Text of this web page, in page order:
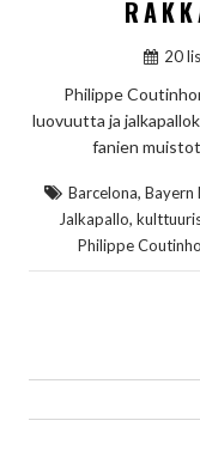
20
Philippe
luovuutta ja
fanien
Barcelona, Bayern
Jalkapallo,
Philippe Coutinho